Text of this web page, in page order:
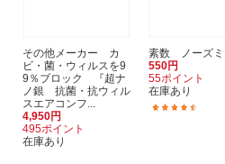
その他メーカー カ
ビ・菌・ウィルスを9
9％ブロック 『超ナ
ノ銀 抗菌・抗ウィル
スエアコンフ...
4,950円
495ポイント
在庫あり
素数 ノーズミ
550円
55ポイント
在庫あり